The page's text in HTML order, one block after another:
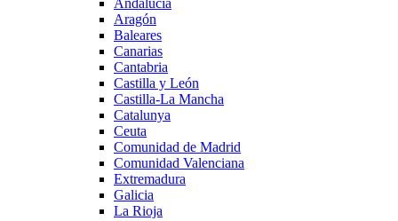
Aragón
Baleares
Canarias
Cantabria
Castilla y León
Castilla-La Mancha
Catalunya
Ceuta
Comunidad de Madrid
Comunidad Valenciana
Extremadura
Galicia
La Rioja